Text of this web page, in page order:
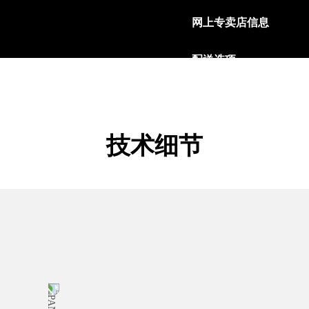
网上专卖店信息
配送选项
为了确保客户完全满意，
退回产品。
技术细节